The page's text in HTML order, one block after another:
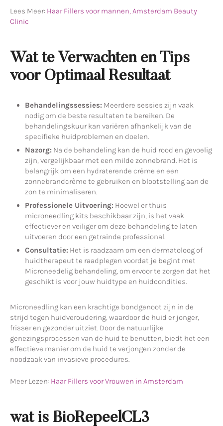
Lees Meer: Haar Fillers voor mannen, Amsterdam Beauty
Clinic
Wat te Verwachten en Tips
voor Optimaal Resultaat
Behandelingssessies: Meerdere sessies zijn vaak
nodig om de beste resultaten te bereiken. De
behandelingskuur kan variëren afhankelijk van de
specifieke huidproblemen en doelen.
Nazorg: Na de behandeling kan de huid rood en gevoelig
zijn, vergelijkbaar met een milde zonnebrand. Het is
belangrijk om een hydraterende crème en een
zonnebrandcrème te gebruiken en blootstelling aan de
zon te minimaliseren.
Professionele Uitvoering: Hoewel er thuis
microneedling kits beschikbaar zijn, is het vaak
effectiever en veiliger om deze behandeling te laten
uitvoeren door een getrainde professional.
Consultatie: Het is raadzaam om een dermatoloog of
huidtherapeut te raadplegen voordat je begint met
Microneedelig behandeling, om ervoor te zorgen dat het
geschikt is voor jouw huidtype en huidcondities.
Microneedling kan een krachtige bondgenoot zijn in de
strijd tegen huidveroudering, waardoor de huid er jonger,
frisser en gezonder uitziet. Door de natuurlijke
genezingsprocessen van de huid te benutten, biedt het een
effectieve manier om de huid te verjongen zonder de
noodzaak van invasieve procedures.
Meer Lezen: Haar Fillers voor Vrouwen in Amsterdam
wat is BioRepeelCL3